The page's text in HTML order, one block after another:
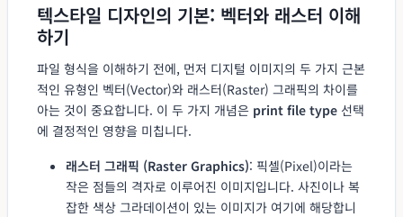
텍스타일 디자인의 기본: 벡터와 래스터 이해
하기
파일 형식을 이해하기 전에, 먼저 디지털 이미지의 두 가지 근본
적인 유형인 벡터(Vector)와 래스터(Raster) 그래픽의 차이를
아는 것이 중요합니다. 이 두 가지 개념은 print file type 선택
에 결정적인 영향을 미칩니다.
래스터 그래픽 (Raster Graphics): 픽셀(Pixel)이라는
작은 점들의 격자로 이루어진 이미지입니다. 사진이나 복
잡한 색상 그라데이션이 있는 이미지가 여기에 해당합니